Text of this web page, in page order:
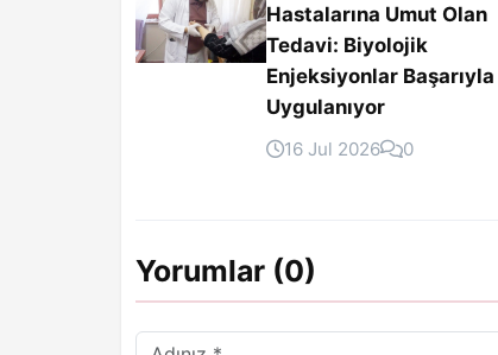
Hastalarına Umut Olan
Tedavi: Biyolojik
Enjeksiyonlar Başarıyla
Uygulanıyor
16 Jul 2026 0
Yorumlar (0)